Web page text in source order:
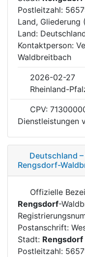
Postleitzahl:
Land, Gliederung
Land:
Kontaktperson:
Waldbreitbach
2026-02-27
Rheinland-
CPV:
Dienstleistungen
Deutschland
Rengsdorf-
Offizielle
Rengsdorf-
Postanschrift:
Stadt: Rengsdorf
Postleitzahl: